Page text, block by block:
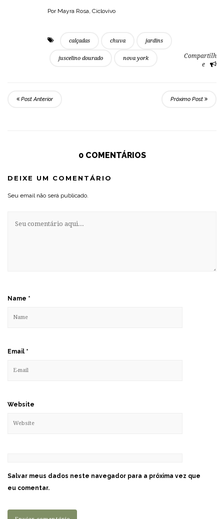
Por Mayra Rosa, Ciclovivo
calçadas chuva jardins
juscelino dourado nova york
Compartilh
e
Post Anterior Próximo Post
0 COMENTÁRIOS
DEIXE UM COMENTÁRIO
Seu email não será publicado.
Name *
Email *
Website
Salvar meus dados neste navegador para a próxima vez que
eu comentar.